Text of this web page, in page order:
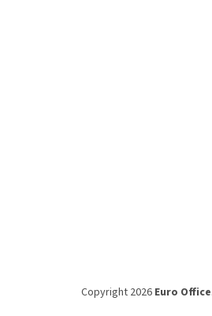
Copyright 2026 Euro Office